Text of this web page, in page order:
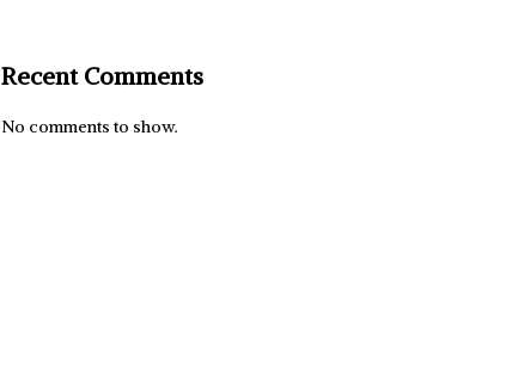
Recent Comments
No comments to show.